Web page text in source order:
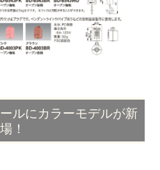
ルにカラーモデルが新
！